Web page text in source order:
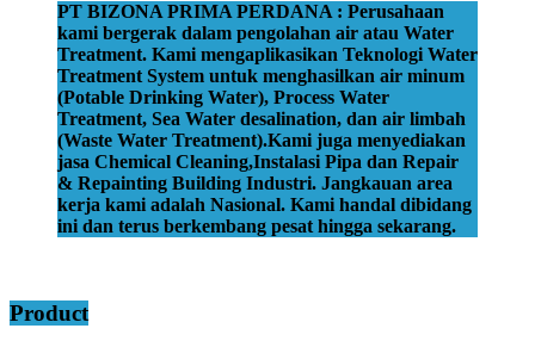
PT BIZONA PRIMA PERDANA : Perusahaan
kami bergerak dalam pengolahan air atau Water
Treatment. Kami mengaplikasikan Teknologi Water
Treatment System untuk menghasilkan air minum
(Potable Drinking Water), Process Water
Treatment, Sea Water desalination, dan air limbah
(Waste Water Treatment).Kami juga menyediakan
jasa Chemical Cleaning,Instalasi Pipa dan Repair
& Repainting Building Industri. Jangkauan area
kerja kami adalah Nasional. Kami handal dibidang
ini dan terus berkembang pesat hingga sekarang.
Product